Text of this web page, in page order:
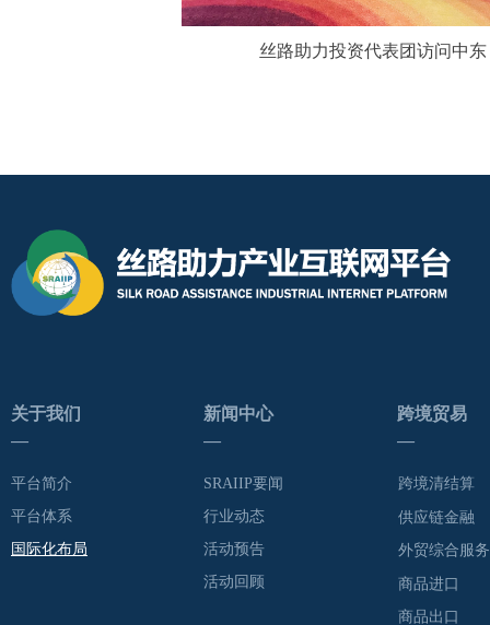
丝路助力投资代表团访问中东
关于我们
—
平台简介
平台体系
国际化布局
跨境贸易
—
跨境清结算
供应链金融
外贸综合服务
商品进口
商品出口
新闻中心
—
SRAIIP要闻
行业动态
活动预告
活动回顾